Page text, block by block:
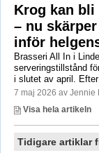
Krog kan
– nu
inför
Brasseri All In i
serveringstillstånd
i slutet av april.
7 maj 2026 av Jennie
Visa hela artikeln
Tidigare artiklar